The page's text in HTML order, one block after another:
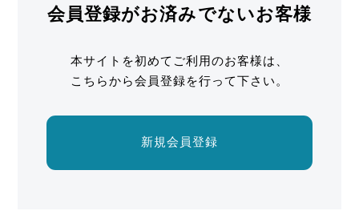
会員登録がお済みでないお客様
本サイトを初めてご利用のお客様は、
こちらから会員登録を行って下さい。
新規会員登録